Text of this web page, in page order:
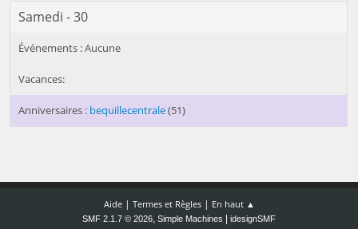
Samedi - 30
bequillecentrale(51)
Aide| Termes et Règles| En haut ▲
SMF 2.1.7 © 2026, Simple Machines idesignSMF